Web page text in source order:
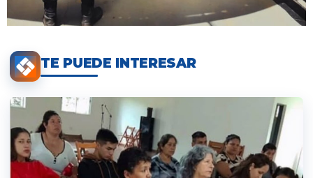
TE PUEDE INTERESAR